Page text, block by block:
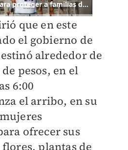
que en este
el gobierno de
alrededor de
pesos, en el
6:00
el arribo, en su
ofrecer sus
plantas de